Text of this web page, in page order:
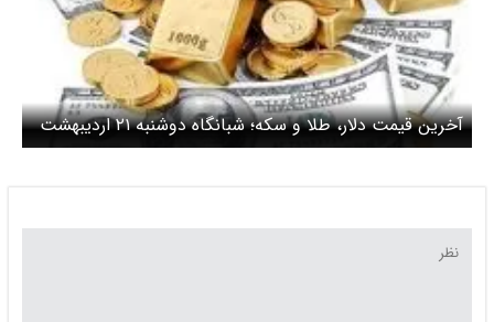
آخرین قیمت دلار، طلا و سکه؛ شبانگاه دوشنبه ۲۱ اردیبهشت
۱۴۰۵/ دلار کانال قیمت عوض کرد